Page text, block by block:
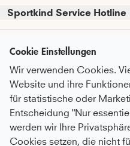
Sportkind Service Hotline
entgegennehmen können.
Telefonische Unterstützung
+49 (0)821 319 499 12
Mo - Do
9:00 -
9:00 -
Kundenservice
FAQ - Häufige Fragen
Serviceversprechen
Pflegeempfehlungen
Zahlung & Versand
Informationen
Über Uns
Nachhaltigkeit
Karriere
Newsletter
Abonniere unseren
Cookie Einstellungen
Wir verwenden Cookies.
Website und ihre
für statistische oder
Entscheidung "Nur
werden wir Ihre
Cookies setzen, die nicht